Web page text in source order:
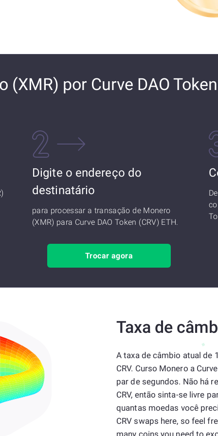
por Curve DAO
Digite o endereço do
destinatário
para processar a transação de Monero
(XMR) para Curve DAO Token (CRV) ETH.
Trocar agora
Taxa de
A taxa de câmbio atual de
CRV. Curso Monero a
par de segundos. Não há
CRV, então sinta-se livre
quantas moedas você
CRV swaps here, so feel
many coins you need to